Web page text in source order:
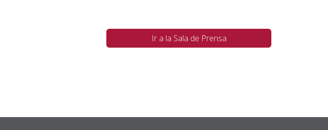
Ir a la Sala de Prensa